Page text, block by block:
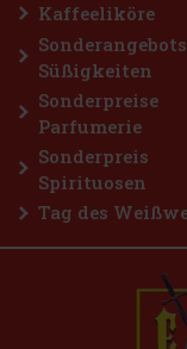
Kaffeeliköre
Süßigkeiten
Sonderpreise
Parfumerie
Sonderpreis
Spirituosen
Tag des